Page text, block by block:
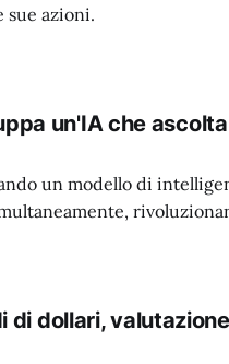
sue azioni.
un'IA che
un modello di
di dollari,